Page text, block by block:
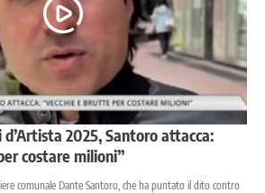
d’Artista 2025, Santoro attacca:
costare milioni”
comunale Dante Santoro, che ha puntato il dito contro